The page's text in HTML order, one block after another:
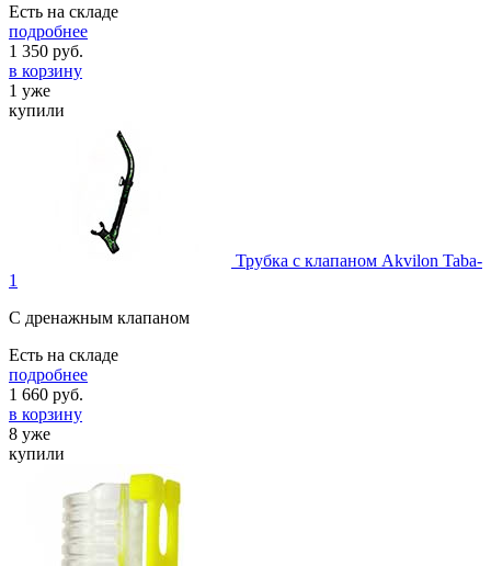
Есть на складе
подробнее
1 350 руб.
в корзину
1 уже
купили
Трубка с клапаном Akvilon Taba-
1
С дренажным клапаном
Есть на складе
подробнее
1 660 руб.
в корзину
8 уже
купили